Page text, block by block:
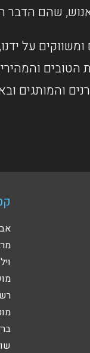
שהם הדבר
על
הטובים
והמותגים